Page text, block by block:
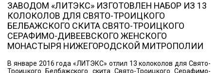
ЗАВОДОМ «ЛИТЭКС» ИЗГОТОВЛЕН НАБОР ИЗ 13
КОЛОКОЛОВ ДЛЯ СВЯТО-ТРОИЦКОГО
БЕЛБАЖСКОГО СКИТА СВЯТО-ТРОИЦКОГО
СЕРАФИМО-ДИВЕЕВСКОГО ЖЕНСКОГО
МОНАСТЫРЯ НИЖЕГОРОДСКОЙ МИТРОПОЛИИ
В январе 2016 года «ЛИТЭКС» отлил 13 колоколов для Свято-
Троицкого Белбажского скита Свято-Троицкого Серафимо-